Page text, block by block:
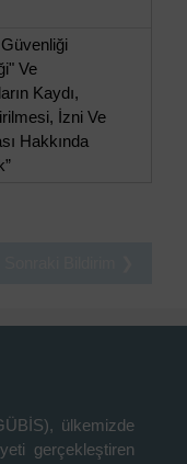
Ve
Kaydı,
İzni Ve
Hakkında
ülkemizde
gerçekleştiren